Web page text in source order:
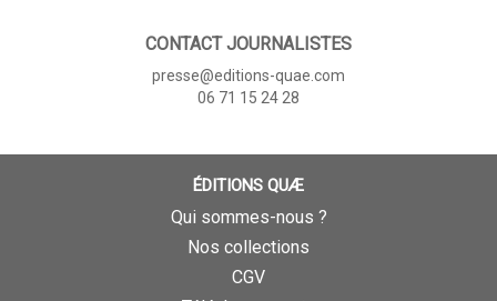
CONTACT JOURNALISTES
presse@editions-quae.com
06 71 15 24 28
ÉDITIONS QUÆ
Qui sommes-nous ?
Nos collections
CGV